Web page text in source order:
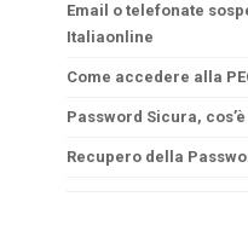
Email o telefonate
Italiaonline
Come accedere alla
Password Sicura,
Recupero della